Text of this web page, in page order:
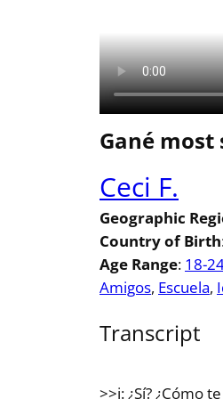
Gané most
Ceci F.
Geographic
Country of Birth
Age Range: 18-
Amigos, Escuela,
Transcript
>>i: ¿Sí? ¿Cómo